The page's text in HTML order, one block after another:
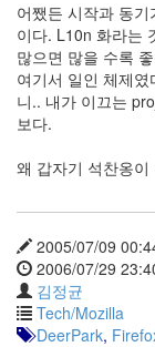
어쨌든 시작과 동
이다. L10n 화라는
많으면 많을 수록
여기서 일인 체제
니.. 내가 이끄는
보다.
왜 갑자기 석찬옹
2005/07/09
2006/07/29
김정균
Tech/Mozilla
DeerPark,
Notices
Find!
전
192
주
절
주
절
30